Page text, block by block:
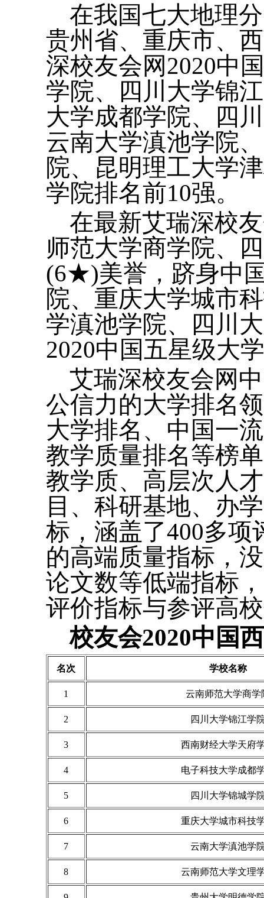
在我国七大地理
贵州省、重庆市、
深校友会网2020中
学院、四川大学锦
大学成都学院、四
云南大学滇池学院
院、昆明理工大学
学院排名前10强。
在最新艾瑞深校
师范大学商学院、
(6★)美誉，跻身中
院、重庆大学城市
学滇池学院、四川
2020中国五星级大
艾瑞深校友会网
公信力的大学排名
大学排名、中国一
教学质量排名等榜
教学质、高层次人
目、科研基地、办
标，涵盖了400多
的高端质量指标，
论文数等低端指标
评价指标与参评高
校友会2020中国
名次 学校名称
1 云南师范大学商学
2 四川大学锦江学
3 西南财经大学天府
4 电子科技大学成都
5 四川大学锦城学
6 重庆大学城市科技
7 云南大学滇池学
8 云南师范大学文理